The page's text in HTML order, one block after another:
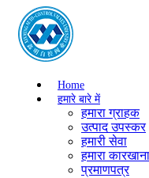
Home
हमारे बारे में
हमारा ग्राहक
उत्पाद उपस्कर
हमारी सेवा
हमारा कारखाना
प्रमाणपत्र